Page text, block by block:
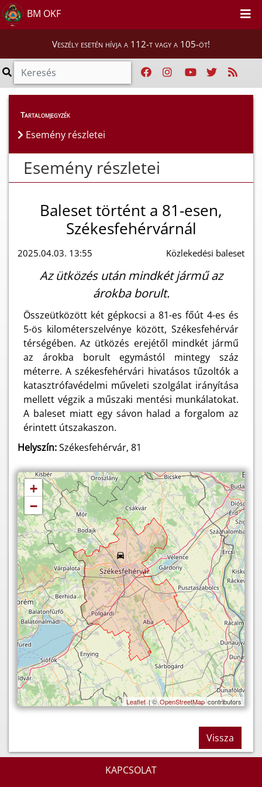
BM OKF
Veszély esetén hívja a 112-t vagy a 105-öt!
Esemény részletei
Tartalomjegyzék
Esemény részletei
Esemény részletei
Baleset történt a 81-esen,
Székesfehérvárnál
2025.04.03. 13:55 Közlekedési baleset
Az ütközés után mindkét jármű az
árokba borult.
Összeütközött két gépkocsi a 81-es főút 4-es és
5-ös kilométerszelvénye között, Székesfehérvár
térségében. Az ütközés erejétől mindkét jármű
az árokba borult egymástól mintegy száz
méterre. A székesfehérvári hivatásos tűzoltók a
katasztrófavédelmi műveleti szolgálat irányítása
mellett végzik a műszaki mentési munkálatokat.
A baleset miatt egy sávon halad a forgalom az
érintett útszakaszon.
Helyszín:Székesfehérvár, 81
+
−
Leaflet| ©OpenStreetMapcontributors
Vissza
KAPCSOLAT